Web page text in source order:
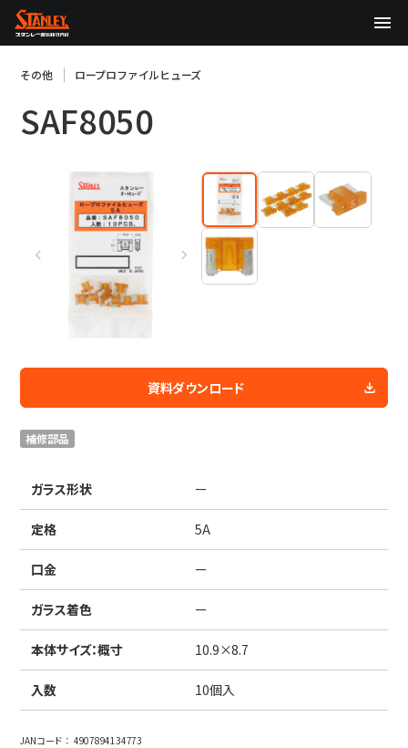
日本語
お問い合わせ
全て
例：VFHY1104P、LLF0111A、ULR4B、SL035
TOP
企業情報
テクノロジー
サステナビリティ
株主・投資家情報
採用情報
その他 ロープロファイルヒューズ
SAF8050
資料ダウンロード
補修部品
ガラス形状 ー
定格 5A
口金 ー
ガラス着色 ー
本体サイズ：概寸 10.9×8.7
入数 10個入
JANコード： 4907894134773